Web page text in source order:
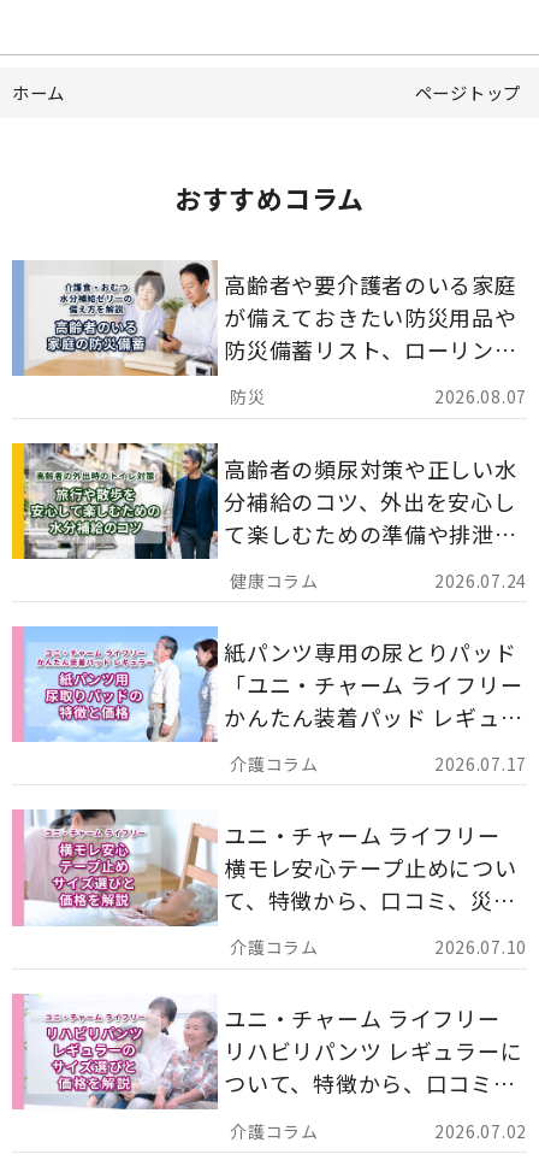
ホーム ページトップ
おすすめコラム
2026.08.07
高齢者や要介護者のいる家庭
が備えておきたい防災用品や
防災備蓄リスト、ローリング
ストックのポイントについて
解説します。
2026.07.24
高齢者の頻尿対策や正しい水
分補給のコツ、外出を安心し
て楽しむための準備や排泄ケ
ア用品の選び方を解説しま
す。
2026.07.17
紙パンツ専用の尿とりパッド
「ユニ・チャーム ライフリー
かんたん装着パッド レギュラ
ー 計162枚」について解説し
ます。
2026.07.10
ユニ・チャーム ライフリー
横モレ安心テープ止めについ
て、特徴から、口コミ、災害
備蓄としての活用法まで分か
りやすく解説します。
2026.07.02
ユニ・チャーム ライフリー
リハビリパンツ レギュラーに
ついて、特徴から、口コミ、
災害備蓄としての活用法まで
分かりやすく解説します。